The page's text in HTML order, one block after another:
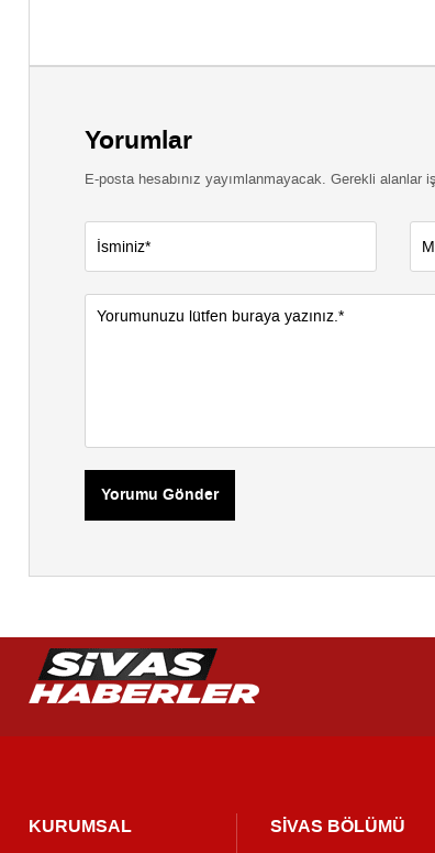
Yorumlar
E-posta hesabınız yayımlanmayacak. Gerekli alanlar
Yorumu Gönder
KURUMSAL SİVAS BÖLÜMÜ